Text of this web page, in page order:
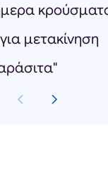
μετακίνηση